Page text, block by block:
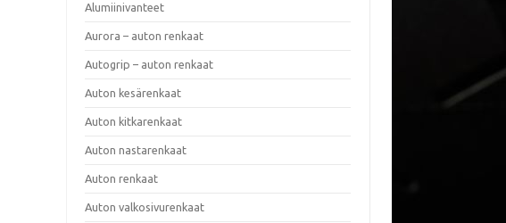
Alumiinivanteet
Aurora – auton renkaat
Autogrip – auton renkaat
Auton kesärenkaat
Auton kitkarenkaat
Auton nastarenkaat
Auton renkaat
Auton valkosivurenkaat